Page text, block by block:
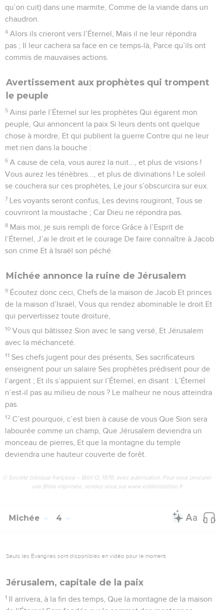
qu’on cuit) dans une marmite, Comme de la viande dans un
chaudron.
4 Alors ils crieront vers l’Éternel, Mais il ne leur répondra
pas ; Il leur cachera sa face en ce temps-là, Parce qu’ils ont
commis de mauvaises actions.
Avertissement aux prophètes qui trompent
le peuple
5 Ainsi parle l’Éternel sur les prophètes Qui égarent mon
peuple, Qui annoncent la paix Si leurs dents ont quelque
chose à mordre, Et qui publient la guerre Contre qui ne leur
met rien dans la bouche :
6 A cause de cela, vous aurez la nuit..., et plus de visions !
Vous aurez les ténèbres..., et plus de divinations ! Le soleil
se couchera sur ces prophètes, Le jour s’obscurcira sur eux.
7 Les voyants seront confus, Les devins rougiront, Tous se
couvriront la moustache ; Car Dieu ne répondra pas.
8 Mais moi, je suis rempli de force Grâce à l’Esprit de
l’Éternel, J’ai le droit et le courage De faire connaître à Jacob
son crime Et à Israël son péché.
Michée annonce la ruine de Jérusalem
9 Écoutez donc ceci, Chefs de la maison de Jacob Et princes
de la maison d’Israël, Vous qui rendez abominable le droit Et
qui pervertissez toute droiture,
10 Vous qui bâtissez Sion avec le sang versé, Et Jérusalem
avec la méchanceté.
11 Ses chefs jugent pour des présents, Ses sacrificateurs
enseignent pour un salaire Ses prophètes prédisent pour de
l’argent ; Et ils s’appuient sur l’Éternel, en disant : L’Éternel
n’est-il pas au milieu de nous ? Le malheur ne nous atteindra
pas.
12 C’est pourquoi, c’est bien à cause de vous Que Sion sera
labourée comme un champ, Que Jérusalem deviendra un
monceau de pierres, Et que la montagne du temple
deviendra une hauteur couverte de forêt.
© Société biblique française – Bibli’O, 1978, avec autorisation. Pour vous procurer
une Bible imprimée, rendez-vous sur www.editionsbiblio.fr
Michée 4
Seuls les Évangiles sont disponibles en vidéo pour le moment.
Jérusalem, capitale de la paix
1 Il arrivera, à la fin des temps, Que la montagne de la maison